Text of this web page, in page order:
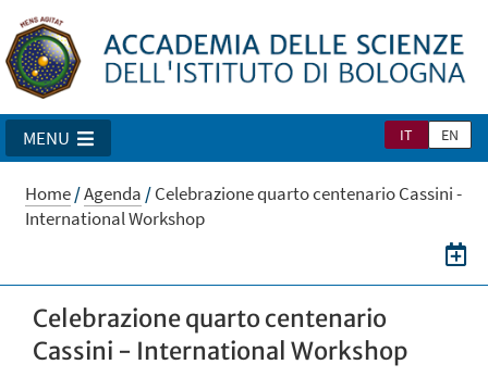
IT EN
MENU
Home/Agenda /Celebrazione quarto centenario Cassini -
International Workshop
Celebrazione quarto centenario
Cassini - International Workshop